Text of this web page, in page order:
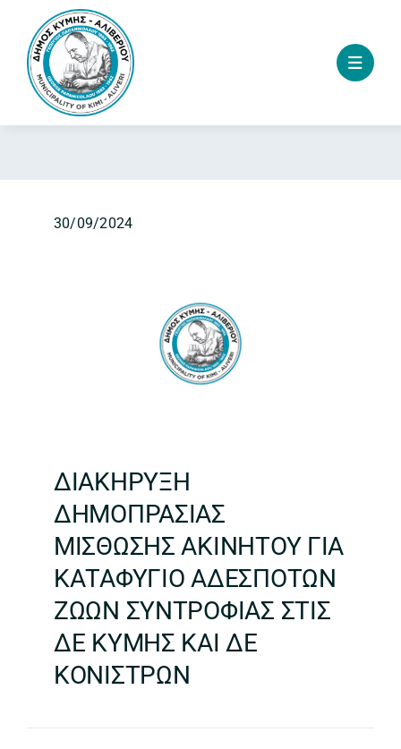
content
30/09/2024
ΔΙΑΚΗΡΥΞΗ
ΔΗΜΟΠΡΑΣΙΑΣ
ΜΙΣΘΩΣΗΣ ΑΚΙΝΗΤΟΥ ΓΙΑ
ΚΑΤΑΦΥΓΙΟ ΑΔΕΣΠΟΤΩΝ
ΖΩΩΝ ΣΥΝΤΡΟΦΙΑΣ ΣΤΙΣ
ΔΕ ΚΥΜΗΣ ΚΑΙ ΔΕ
ΚΟΝΙΣΤΡΩΝ